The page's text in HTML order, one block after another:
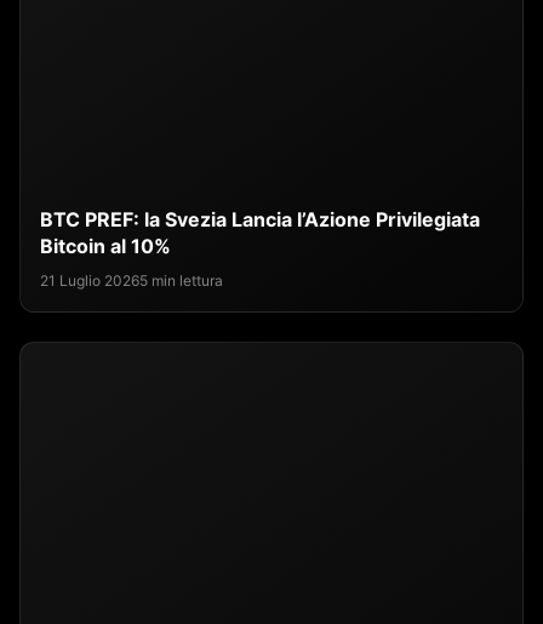
BTC PREF: la Svezia Lancia l’Azione Privilegiata
Bitcoin al 10%
21 Luglio 20265 min lettura